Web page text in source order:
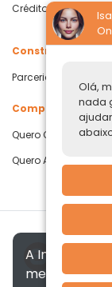
Olá,
nada
Crédito com
Construtoras
Parcerias Imobiliárias
Comprar ou
Quero Comprar
Quero Alugar
A Imóvelp
melhorar a